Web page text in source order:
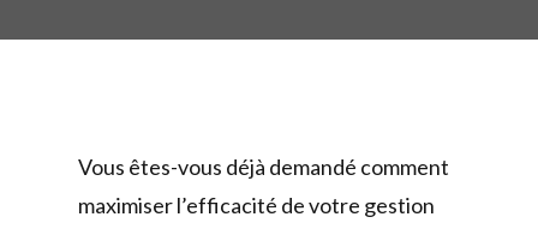
Vous êtes-vous déjà demandé comment
maximiser l’efficacité de votre gestion